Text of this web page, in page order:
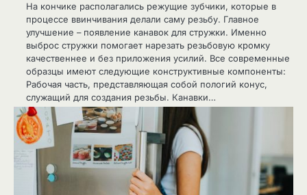
На кончике располагались режущие зубчики, которые в
процессе ввинчивания делали саму резьбу. Главное
улучшение – появление канавок для стружки. Именно
выброс стружки помогает нарезать резьбовую кромку
качественнее и без приложения усилий. Все современные
образцы имеют следующие конструктивные компоненты:
Рабочая часть, представляющая собой пологий конус,
служащий для создания резьбы. Канавки…